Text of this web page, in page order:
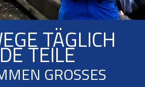
TÄGLICH
TEILE
GROSSES